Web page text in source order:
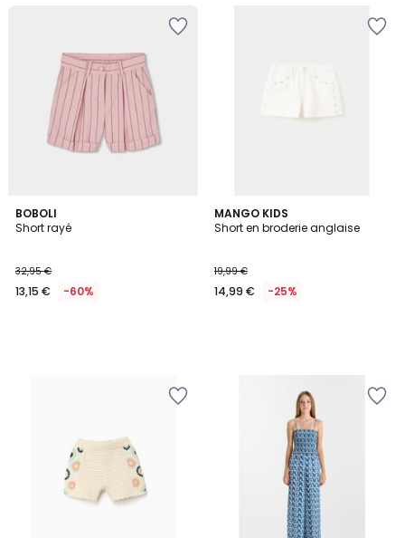
BOBOLI
Short rayé
32,95 €
13,15 € -60%
MANGO KIDS
Short en broderie anglaise
19,99 €
14,99 € -25%